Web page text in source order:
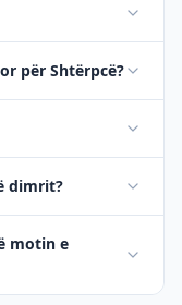
për Shtërpcë?
dimrit?
motin e